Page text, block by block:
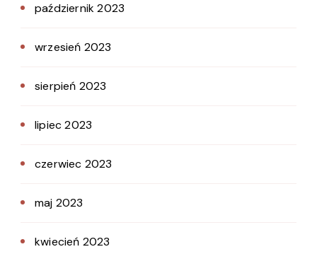
październik 2023
wrzesień 2023
sierpień 2023
lipiec 2023
czerwiec 2023
maj 2023
kwiecień 2023